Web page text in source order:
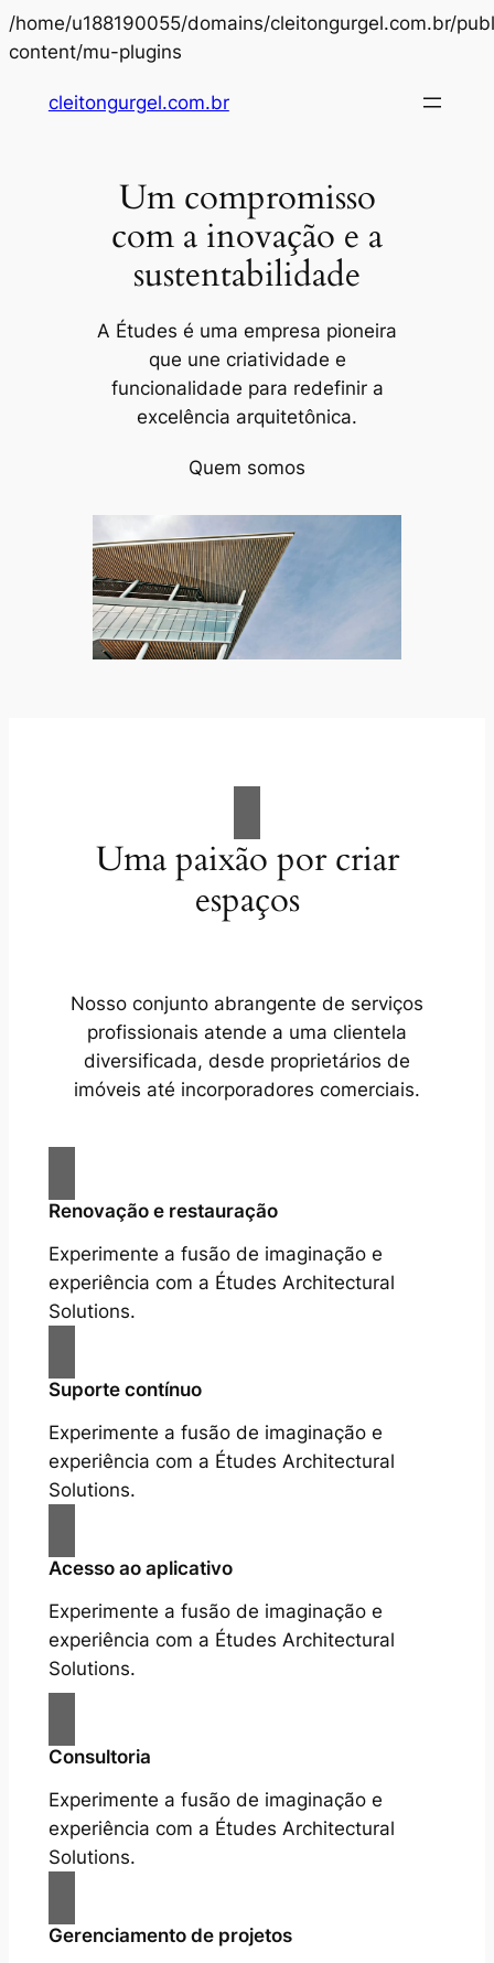
/home/u188190055/domains/cleitongurgel.com.br/
content/mu-plugins
o
cleitongurgel.com.br
Um compromisso
com a inovação e a
sustentabilidade
A Études é uma empresa pioneira
que une criatividade e
funcionalidade para redefinir a
excelência arquitetônica.
Quem somos
Uma paixão por criar
espaços
Nosso conjunto abrangente de serviços
profissionais atende a uma clientela
diversificada, desde proprietários de
imóveis até incorporadores comerciais.
Renovação e restauração
Experimente a fusão de imaginação e
experiência com a Études Architectural
Solutions.
Suporte contínuo
Experimente a fusão de imaginação e
experiência com a Études Architectural
Solutions.
Acesso ao aplicativo
Experimente a fusão de imaginação e
experiência com a Études Architectural
Solutions.
Consultoria
Experimente a fusão de imaginação e
experiência com a Études Architectural
Solutions.
Gerenciamento de projetos